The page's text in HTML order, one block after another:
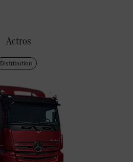
Actros
Distribution